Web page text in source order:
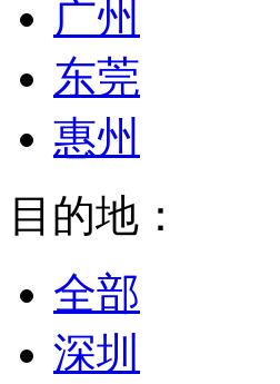
广州
东莞
惠州
目的地：
全部
深圳